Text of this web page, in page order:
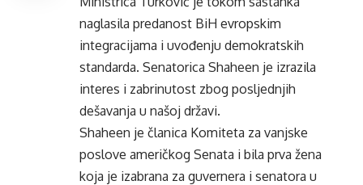
naglasila predanost BiH evropskim
integracijama i uvođenju demokratskih
standarda. Senatorica Shaheen je izrazila
interes i zabrinutost zbog posljednjih
dešavanja u našoj državi.
Shaheen je članica Komiteta za vanjske
poslove američkog Senata i bila prva žena
koja je izabrana za guvernera i senatora u